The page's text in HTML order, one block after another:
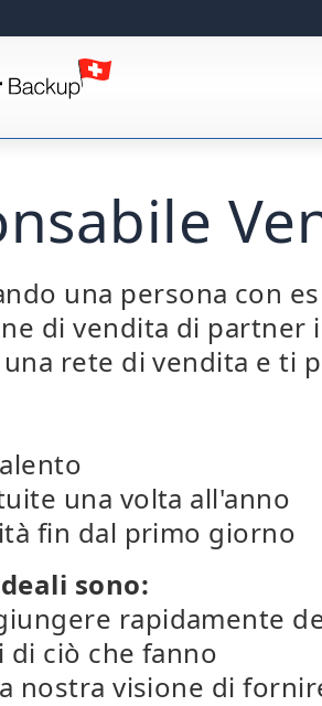
una persona con
di vendita di partner
rete di vendita e ti
una volta all'anno
fin dal primo giorno
sono:
rapidamente
di ciò che fanno
nostra visione di